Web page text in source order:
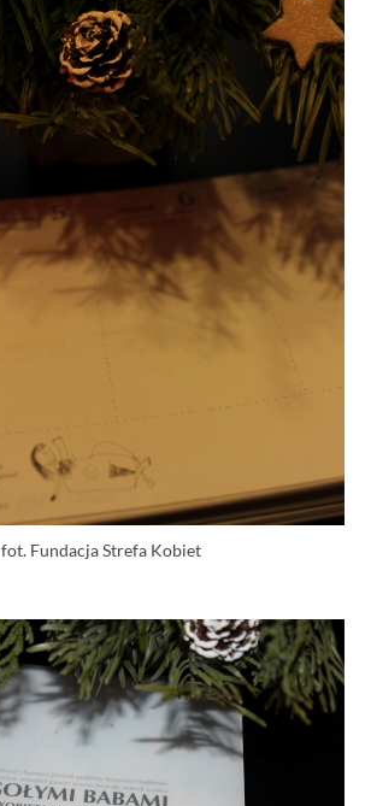
fot. Fundacja Strefa Kobiet